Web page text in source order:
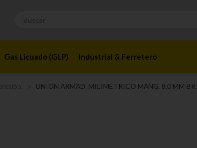
Gas Licuado (GLP) Industrial & Ferretero
UNION ARMAD. MILIMÉTRICO MANG. 8.0 MM BR.